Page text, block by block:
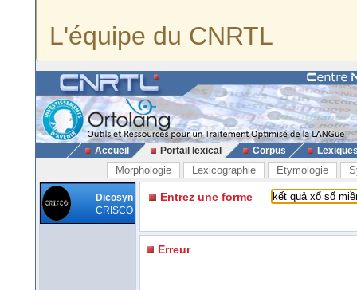
L'équipe du CNRTL
Accueil Portail lexical Corpus
Morphologie Lexicographie Etymologie
Dicosyn
CRISCO
Entrez une forme
Erreur